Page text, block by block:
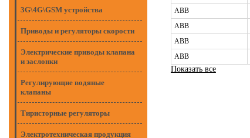
3G\4G\GSM устройства
Приводы и регуляторы скорости
Электрические приводы клапана
и заслонки
Регулирующие водяные
клапаны
Тиристорные регуляторы
Электротехническая продукция
ABB
ABB
ABB
ABB
Показать все